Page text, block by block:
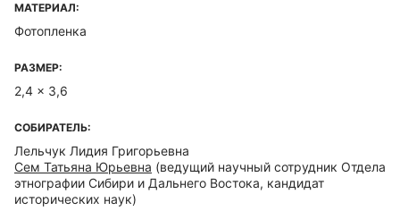
МАТЕРИАЛ:
Фотопленка
РАЗМЕР:
2,4 x 3,6
СОБИРАТЕЛЬ:
Лельчук Лидия Григорьевна
Сем Татьяна Юрьевна (ведущий научный сотрудник Отдела
этнографии Сибири и Дальнего Востока, кандидат
исторических наук)